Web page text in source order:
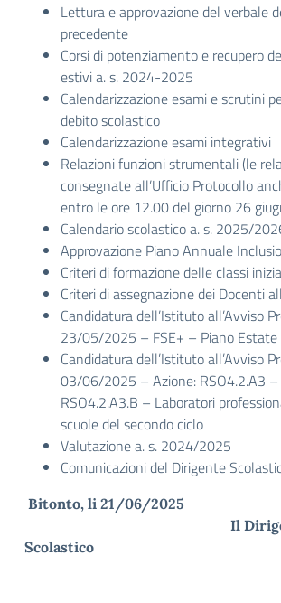
Lettura e approvazione del verbale
precedente
Corsi di potenziamento e recupero
estivi a. s. 2024-2025
Calendarizzazione esami e scrutini
debito scolastico
Calendarizzazione esami integrativi
Relazioni funzioni strumentali (le
consegnate all’Ufficio Protocollo
entro le ore 12.00 del giorno 26
Calendario scolastico a. s. 2025/
Approvazione Piano Annuale
Criteri di formazione delle classi
Criteri di assegnazione dei Docenti
Candidatura dell’Istituto all’Avviso
23/05/2025 – FSE+ – Piano
Candidatura dell’Istituto all’Avviso
03/06/2025 – Azione: RSO4.2.A3
RSO4.2.A3.B – Laboratori
scuole del secondo ciclo
Valutazione a. s. 2024/2025
Comunicazioni del Dirigente
Bitonto, li 21/06/2025
Il
Scolastico